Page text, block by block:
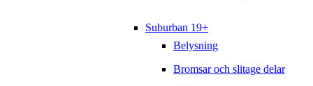
Suburban 19+
Belysning
Bromsar och slitage delar